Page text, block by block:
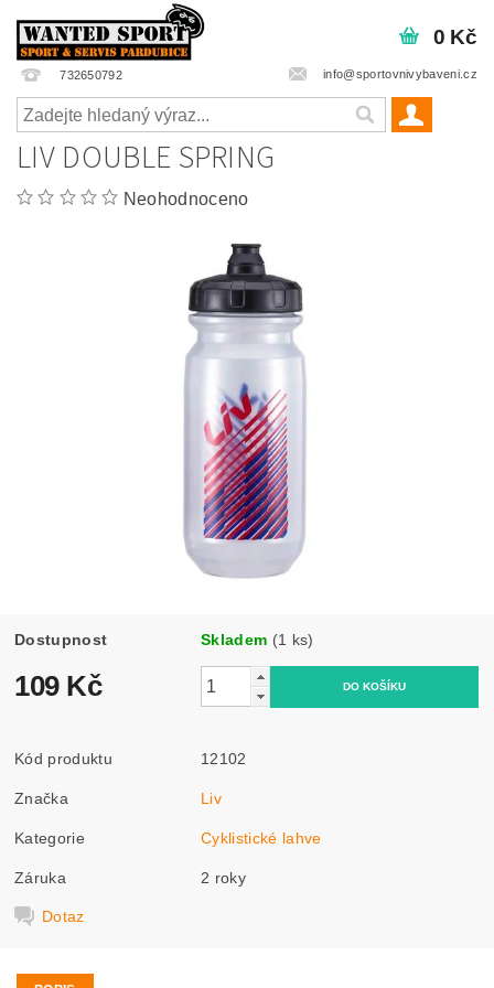
732650792 info@sportovnivybaveni.cz
0 Kč
LIV DOUBLE SPRING
Neohodnoceno
Dostupnost Skladem (1 ks)
109 Kč
Kód produktu 12102
Značka Liv
Kategorie Cyklistické lahve
Záruka 2 roky
Dotaz